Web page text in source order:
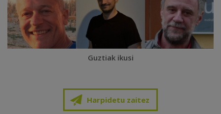
Guztiak ikusi
Harpidetu zaitez